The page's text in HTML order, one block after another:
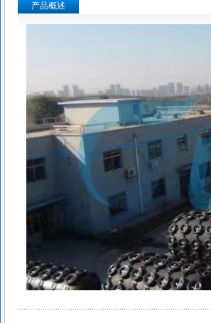
产品概述